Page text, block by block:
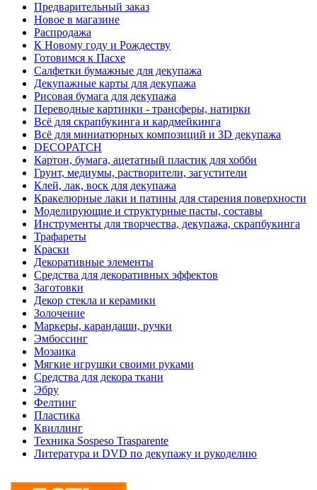
Предварительный заказ
Новое в магазине
Распродажа
К Новому году и Рождеству
Готовимся к Пасхе
Салфетки бумажные для декупажа
Декупажные карты для декупажа
Рисовая бумага для декупажа
Переводные картинки - трансферы, натирки
Всё для скрапбукинга и кардмейкинга
Всё для миниатюрных композиций и 3D декупажа
DECOPATCH
Картон, бумага, ацетатный пластик для хобби
Грунт, медиумы, растворители, загустители
Клей, лак, воск для декупажа
Кракелюрные лаки и патины для старения поверхности
Моделирующие и структурные пасты, составы
Инструменты для творчества, декупажа, скрапбукинга
Трафареты
Краски
Декоративные элементы
Средства для декоративных эффектов
Заготовки
Декор стекла и керамики
Золочение
Маркеры, карандаши, ручки
Эмбоссинг
Мозаика
Мягкие игрушки своими руками
Средства для декора ткани
Эбру
Фелтинг
Пластика
Квиллинг
Техника Sospeso Trasparente
Литература и DVD по декупажу и рукоделию